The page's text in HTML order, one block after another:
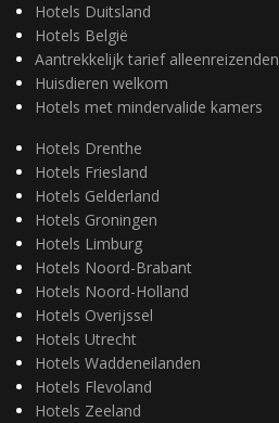
Hotels Duitsland
Hotels België
Aantrekkelijk tarief alleenreizenden
Huisdieren welkom
Hotels met mindervalide kamers
Hotels Drenthe
Hotels Friesland
Hotels Gelderland
Hotels Groningen
Hotels Limburg
Hotels Noord-Brabant
Hotels Noord-Holland
Hotels Overijssel
Hotels Utrecht
Hotels Waddeneilanden
Hotels Flevoland
Hotels Zeeland